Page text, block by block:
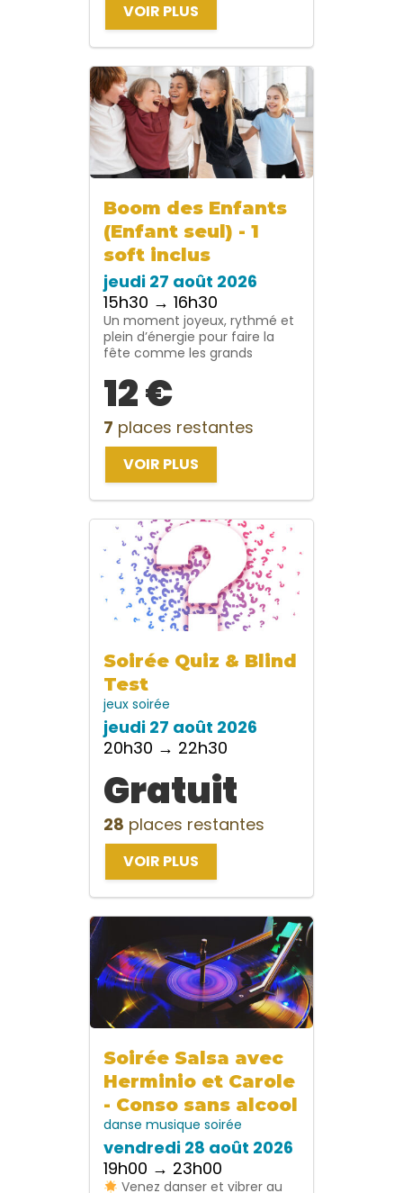
VOIR PLUS
Boom des Enfants
(Enfant seul) - 1
soft inclus
jeudi 27 août 2026
15h30 → 16h30
Un moment joyeux, rythmé et
plein d’énergie pour faire la
fête comme les grands
12 €
7 places restantes
VOIR PLUS
Soirée Quiz & Blind
Test
jeux soirée
jeudi 27 août 2026
20h30 → 22h30
Gratuit
28 places restantes
VOIR PLUS
Soirée Salsa avec
Herminio et Carole
- Conso sans alcool
danse musique soirée
vendredi 28 août 2026
19h00 → 23h00
Venez danser et vibrer au